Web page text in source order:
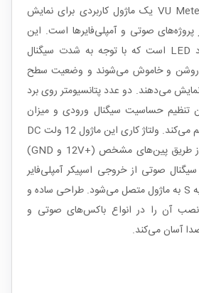
برد صوت سنج VU Meter Plus یک ماژول کاربردی برای نمایش
صوتی و آمپلی‌فایرها است. این
ماژول مجهز به 20 عدد LED است که با توجه به شدت سیگنال
روشن و خاموش می‌شوند و وضعیت سطح
می‌دهند. دو عدد پتانسیومتر روی برد
تنظیم حساسیت سیگنال ورودی و میزان
روشنایی LEDها را فراهم می‌کند. ولتاژ کاری این ماژول 12 ولت DC
است و ورودی تغذیه از طریق پین‌های مشخص (+12V و GND)
صوتی از خروجی اسپیکر آمپلی‌فایر
گرفته شده و از طریق پایه S به ماژول متصل می‌شود. طراحی ساده و
نصب آن را در انواع باکس‌های صوتی و
آسان می‌کند.